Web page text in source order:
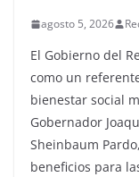
agosto 5, 2026
El Gobierno del
como un
bienestar social
Gobernador
Sheinbaum
beneficios para